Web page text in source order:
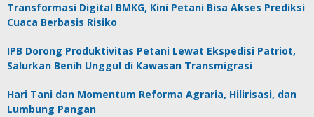
Transformasi Digital BMKG, Kini Petani Bisa Akses Prediksi
Cuaca Berbasis Risiko
IPB Dorong Produktivitas Petani Lewat Ekspedisi Patriot,
Salurkan Benih Unggul di Kawasan Transmigrasi
Hari Tani dan Momentum Reforma Agraria, Hilirisasi, dan
Lumbung Pangan